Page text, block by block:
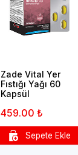
Zade Vital Yer
Fıstığı Yağı 60
Kapsül
459.00 ₺